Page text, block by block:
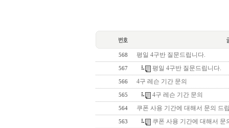
568 평일 4구반 질문드립니다.
567 평일 4구반 질문드립니다.
566 4구 레슨 기간 문의
565 4구 레슨 기간 문의
564 쿠폰 사용 기간에 대해서 문의 드
563 쿠폰 사용 기간에 대해서 문